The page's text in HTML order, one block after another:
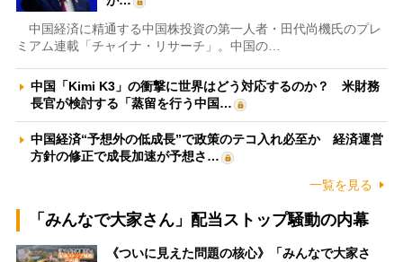
中国経済に精通する中国株投資の第一人者・田代尚機氏のプレ
ミアム連載「チャイナ・リサーチ」。中国の…
中国「Kimi K3」の衝撃に世界はどう対応するのか？ 米財務
長官が検討する「蒸留を行う中国…
中国経済“予想外の低成長”で政策のテコ入れ必至か 経済運営
方針の修正で成長加速が予想さ…
一覧を見る
「みんなで大家さん」配当ストップ騒動の内幕
《ついに見えた問題の核心》「みんなで大家さ